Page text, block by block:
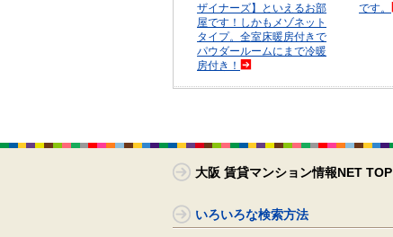
ザイナーズ】といえるお部
屋です！しかもメゾネット
タイプ。全室床暖房付きで
パウダールームにまで冷暖
房付き！
です。
大阪 賃貸マンション情報NET TOP
いろいろな検索方法